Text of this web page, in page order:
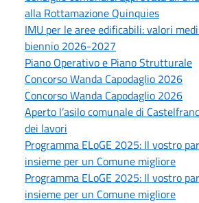
alla Rottamazione Quinquies
IMU per le aree edificabili: valori
biennio 2026-2027
Piano Operativo e Piano Strutturale
Concorso Wanda Capodaglio 2026
Concorso Wanda Capodaglio 2026
Aperto l’asilo comunale di
dei lavori
Programma ELoGE 2025: Il vostro
insieme per un Comune migliore
Programma ELoGE 2025: Il vostro
insieme per un Comune migliore